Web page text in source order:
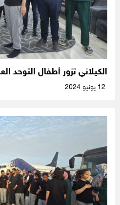
الكيلاني تزور أطفال التوحد